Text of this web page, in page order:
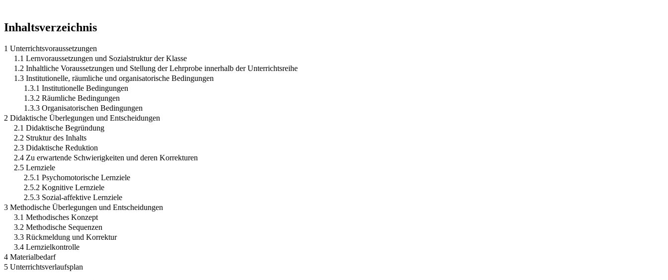
Inhaltsverzeichnis
1 Unterrichtsvoraussetzungen
1.1 Lernvoraussetzungen und Sozialstruktur der Klasse
1.2 Inhaltliche Voraussetzungen und Stellung der Lehrprobe innerhalb der Unterrichtsreihe
1.3 Institutionelle, räumliche und organisatorische Bedingungen
1.3.1 Institutionelle Bedingungen
1.3.2 Räumliche Bedingungen
1.3.3 Organisatorischen Bedingungen
2 Didaktische Überlegungen und Entscheidungen
2.1 Didaktische Begründung
2.2 Struktur des Inhalts
2.3 Didaktische Reduktion
2.4 Zu erwartende Schwierigkeiten und deren Korrekturen
2.5 Lernziele
2.5.1 Psychomotorische Lernziele
2.5.2 Kognitive Lernziele
2.5.3 Sozial-affektive Lernziele
3 Methodische Überlegungen und Entscheidungen
3.1 Methodisches Konzept
3.2 Methodische Sequenzen
3.3 Rückmeldung und Korrektur
3.4 Lernzielkontrolle
4 Materialbedarf
5 Unterrichtsverlaufsplan